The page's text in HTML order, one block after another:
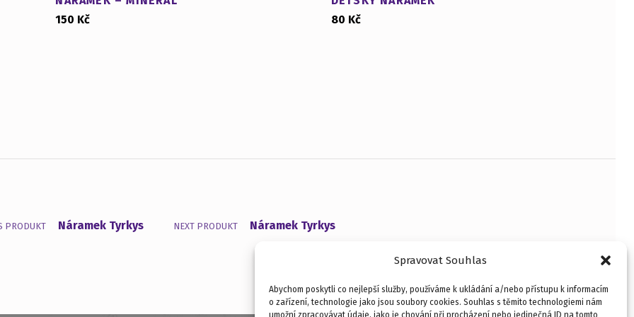
Spravovat Souhlas
Abychom poskytli co nejlepší služby, používáme k ukládání a/nebo přístupu k informacím
o zařízení, technologie jako jsou soubory cookies. Souhlas s těmito technologiemi nám
umožní zpracovávat údaje, jako je chování při procházení nebo jedinečná ID na tomto
150 Kč
80 Kč
PRODUKT Náramek Tyrkys NEXT PRODUKT Náramek Tyrkys